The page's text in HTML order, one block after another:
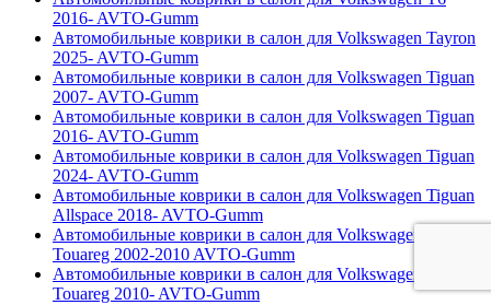
2016- AVTO-Gumm
Автомобильные коврики в салон для Volkswagen Tayron
2025- AVTO-Gumm
Автомобильные коврики в салон для Volkswagen Tiguan
2007- AVTO-Gumm
Автомобильные коврики в салон для Volkswagen Tiguan
2016- AVTO-Gumm
Автомобильные коврики в салон для Volkswagen Tiguan
2024- AVTO-Gumm
Автомобильные коврики в салон для Volkswagen Tiguan
Allspace 2018- AVTO-Gumm
Автомобильные коврики в салон для Volkswagen
Touareg 2002-2010 AVTO-Gumm
Автомобильные коврики в салон для Volkswagen
Touareg 2010- AVTO-Gumm